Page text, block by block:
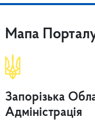
Мапа
Запорізька
Адміністрація